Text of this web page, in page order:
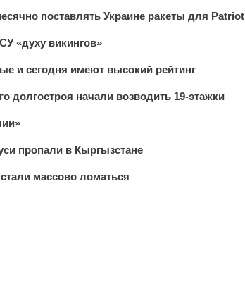
поставлять Украине ракеты для Patriot
«духу викингов»
и сегодня имеют высокий рейтинг
долгостроя начали возводить 19-этажки
пропали в Кыргызстане
массово ломаться